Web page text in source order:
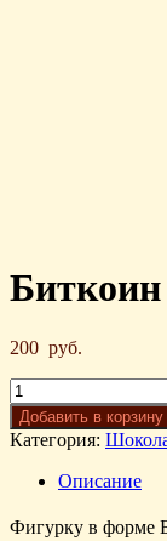
Биткоин
200 руб.
Добавить в корзину
Категория:
Описание
Фигурку в форме